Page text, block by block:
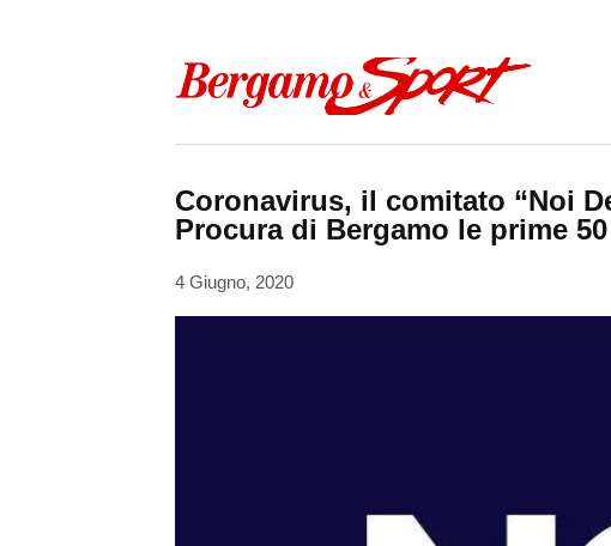
Coronavirus, il comitato “Noi
Procura di Bergamo le prime
4 Giugno, 2020